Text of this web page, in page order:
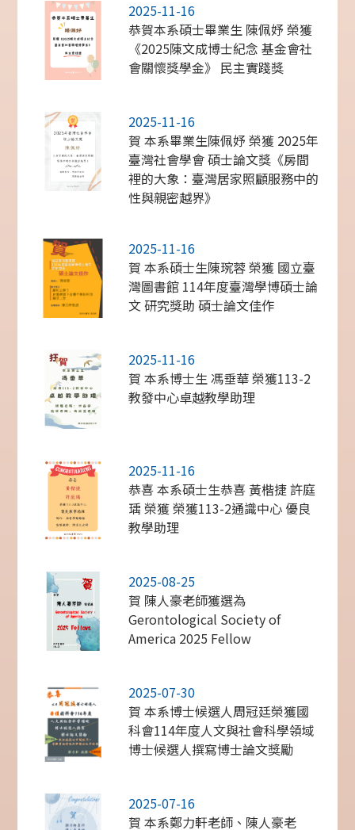
2025-11-16
恭賀本系碩士畢業生 陳佩妤 榮獲
《2025陳文成博士紀念 基金會社
會關懷獎學金》 民主實踐獎
2025-11-16
賀 本系畢業生陳佩妤 榮獲 2025年
臺灣社會學會 碩士論文獎《房間
裡的大象：臺灣居家照顧服務中的
性與親密越界》
2025-11-16
賀 本系碩士生陳琬蓉 榮獲 國立臺
灣圖書館 114年度臺灣學博碩士論
文 研究獎助 碩士論文佳作
2025-11-16
賀 本系博士生 馮垂華 榮獲113-2
教發中心卓越教學助理
2025-11-16
恭喜 本系碩士生恭喜 黃楷捷 許庭
瑀 榮獲 榮獲113-2通識中心 優良
教學助理
2025-08-25
賀 陳人豪老師獲選為
Gerontological Society of
America 2025 Fellow
2025-07-30
賀 本系博士候選人周冠廷榮獲國
科會114年度人文與社會科學領域
博士候選人撰寫博士論文獎勵
2025-07-16
賀 本系鄭力軒老師、陳人豪老